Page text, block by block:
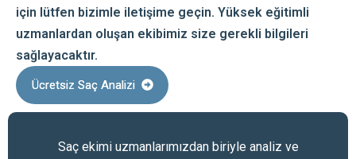
için lütfen bizimle iletişime geçin. Yüksek eğitimli
uzmanlardan oluşan ekibimiz size gerekli bilgileri
sağlayacaktır.
Ücretsiz Saç Analizi
Saç ekimi uzmanlarımızdan biriyle analiz ve